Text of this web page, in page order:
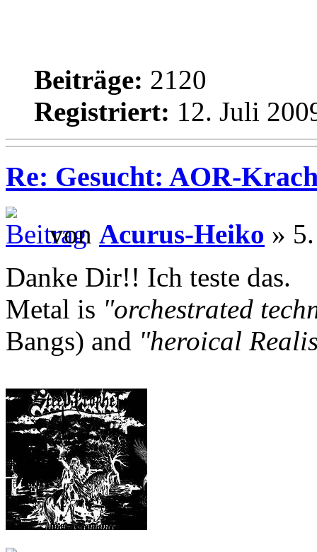
Beiträge: 2120
Registriert: 12. Juli
Re: Gesucht: AOR-
von Acurus-Heiko »
Danke Dir!! Ich teste das.
Metal is "orchestrated
Bangs) and "heroical